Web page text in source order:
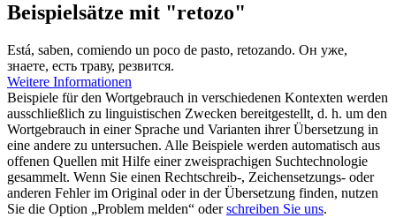
Beispielsätze mit "retozo"
Está, saben, comiendo un poco de pasto, retozando. Он уже,
знаете, есть траву, резвится.
Weitere Informationen
Beispiele für den Wortgebrauch in verschiedenen Kontexten werden
ausschließlich zu linguistischen Zwecken bereitgestellt, d. h. um den
Wortgebrauch in einer Sprache und Varianten ihrer Übersetzung in
eine andere zu untersuchen. Alle Beispiele werden automatisch aus
offenen Quellen mit Hilfe einer zweisprachigen Suchtechnologie
gesammelt. Wenn Sie einen Rechtschreib-, Zeichensetzungs- oder
anderen Fehler im Original oder in der Übersetzung finden, nutzen
Sie die Option „Problem melden“ oderschreiben Sie uns.